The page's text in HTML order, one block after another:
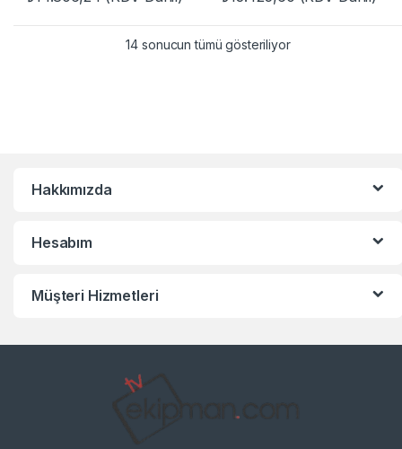
14 sonucun tümü gösteriliyor
Hakkımızda
Hesabım
Müşteri Hizmetleri